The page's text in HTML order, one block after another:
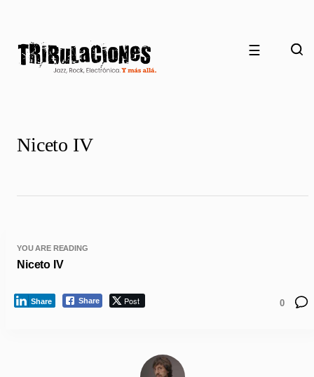
☰
Niceto IV
YOU ARE READING
Niceto IV
Share Post
Share 0